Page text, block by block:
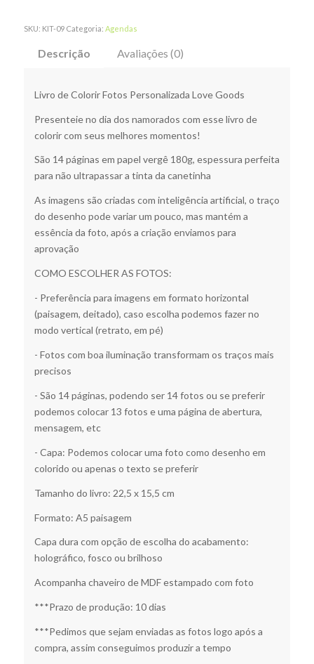
SKU: KIT-09 Categoria: Agendas
Descrição Avaliações (0)
Livro de Colorir Fotos Personalizada Love Goods
Presenteie no dia dos namorados com esse livro de
colorir com seus melhores momentos!
São 14 páginas em papel vergê 180g, espessura perfeita
para não ultrapassar a tinta da canetinha
As imagens são criadas com inteligência artificial, o traço
do desenho pode variar um pouco, mas mantém a
essência da foto, após a criação enviamos para
aprovação
COMO ESCOLHER AS FOTOS:
- Preferência para imagens em formato horizontal
(paisagem, deitado), caso escolha podemos fazer no
modo vertical (retrato, em pé)
- Fotos com boa iluminação transformam os traços mais
precisos
- São 14 páginas, podendo ser 14 fotos ou se preferir
podemos colocar 13 fotos e uma página de abertura,
mensagem, etc
- Capa: Podemos colocar uma foto como desenho em
colorido ou apenas o texto se preferir
Tamanho do livro: 22,5 x 15,5 cm
Formato: A5 paisagem
Capa dura com opção de escolha do acabamento:
holográfico, fosco ou brilhoso
Acompanha chaveiro de MDF estampado com foto
***Prazo de produção: 10 dias
***Pedimos que sejam enviadas as fotos logo após a
compra, assim conseguimos produzir a tempo